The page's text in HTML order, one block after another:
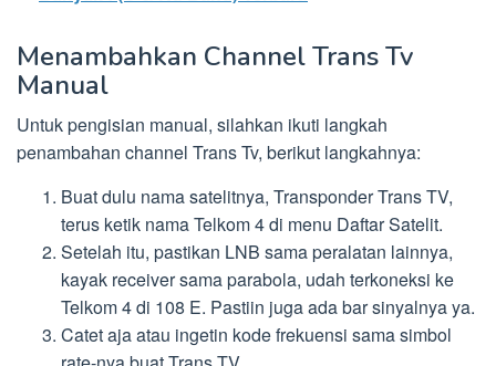
Menambahkan Channel Trans Tv
Manual
Untuk pengisian manual, silahkan ikuti langkah
penambahan channel Trans Tv, berikut langkahnya:
Buat dulu nama satelitnya, Transponder Trans TV,
terus ketik nama Telkom 4 di menu Daftar Satelit.
Setelah itu, pastikan LNB sama peralatan lainnya,
kayak receiver sama parabola, udah terkoneksi ke
Telkom 4 di 108 E. Pastiin juga ada bar sinyalnya ya.
Catet aja atau ingetin kode frekuensi sama simbol